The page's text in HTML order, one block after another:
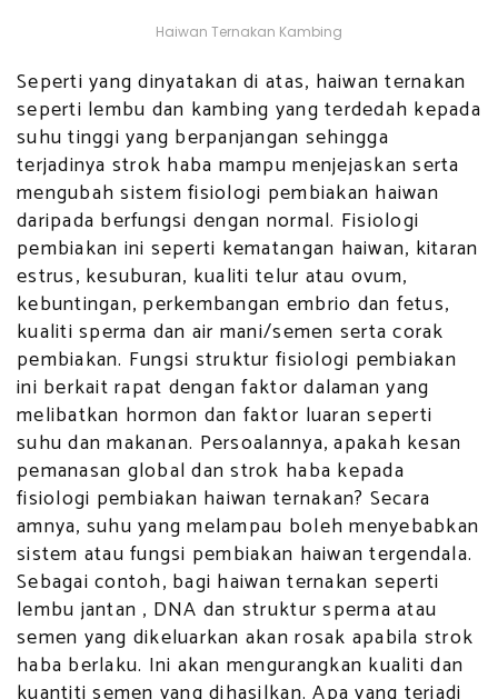
Haiwan Ternakan Kambing
Seperti yang dinyatakan di atas, haiwan ternakan
seperti lembu dan kambing yang terdedah kepada
suhu tinggi yang berpanjangan sehingga
terjadinya strok haba mampu menjejaskan serta
mengubah sistem fisiologi pembiakan haiwan
daripada berfungsi dengan normal. Fisiologi
pembiakan ini seperti kematangan haiwan, kitaran
estrus, kesuburan, kualiti telur atau ovum,
kebuntingan, perkembangan embrio dan fetus,
kualiti sperma dan air mani/semen serta corak
pembiakan. Fungsi struktur fisiologi pembiakan
ini berkait rapat dengan faktor dalaman yang
melibatkan hormon dan faktor luaran seperti
suhu dan makanan. Persoalannya, apakah kesan
pemanasan global dan strok haba kepada
fisiologi pembiakan haiwan ternakan? Secara
amnya, suhu yang melampau boleh menyebabkan
sistem atau fungsi pembiakan haiwan tergendala.
Sebagai contoh, bagi haiwan ternakan seperti
lembu jantan , DNA dan struktur sperma atau
semen yang dikeluarkan akan rosak apabila strok
haba berlaku. Ini akan mengurangkan kualiti dan